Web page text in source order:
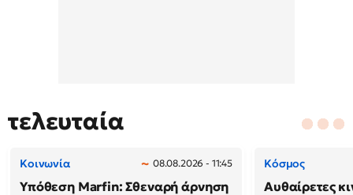
τελευταία
Κοινωνία 08.08.2026 - 11:45
Υπόθεση Marfin: Σθεναρή άρνηση
Κόσμος
Αυθαίρετες